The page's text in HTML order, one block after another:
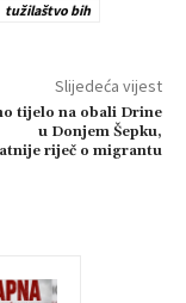
tužilaštvo bih
Slijedeća vijest
tijelo na obali Drine
u Donjem Šepku,
riječ o migrantu